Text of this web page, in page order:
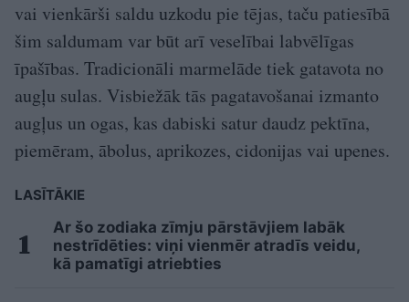
vai vienkārši saldu uzkodu pie tējas, taču patiesībā
šim saldumam var būt arī veselībai labvēlīgas
īpašības. Tradicionāli marmelāde tiek gatavota no
augļu sulas. Visbiežāk tās pagatavošanai izmanto
augļus un ogas, kas dabiski satur daudz pektīna,
piemēram, ābolus, aprikozes, cidonijas vai upenes.
LASĪTĀKIE
Ar šo zodiaka zīmju pārstāvjiem labāk
nestrīdēties: viņi vienmēr atradīs veidu,
kā pamatīgi atriebties